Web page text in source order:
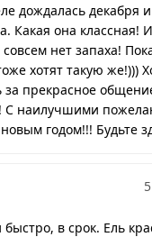
дождалась декабря
Какая она классная!
нет запаха!
хотят такую же!)))
за прекрасное
С наилучшими
годом!!! Будьте
быстро, в срок. Ель